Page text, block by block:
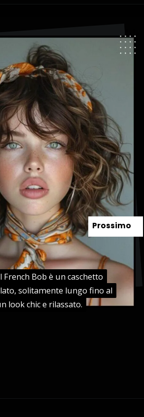
French Bob è un caschetto
solitamente lungo fino al
look chic e rilassato.
French Bob è un caschetto
solitamente lungo fino al
look chic e rilassato.
Prossimo